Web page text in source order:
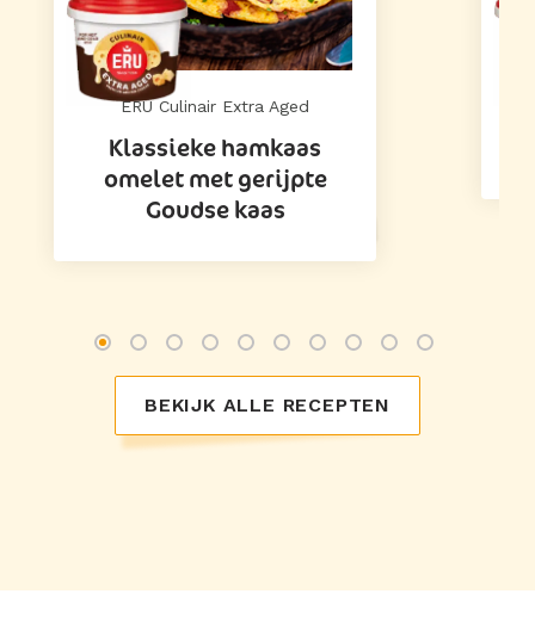
ERU Culinair Extra Aged
Klassieke hamkaas
omelet met gerijpte
Goudse kaas
BEKIJK ALLE RECEPTEN